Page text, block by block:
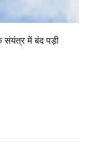
संयंत्र में बंद पड़ी